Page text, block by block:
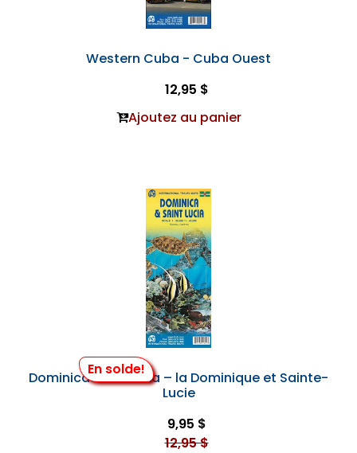
Western Cuba - Cuba Ouest
12,95 $
Ajoutez au panier
En solde!
Dominica & St. Lucia – la Dominique et Sainte-
Lucie
9,95 $
12,95 $